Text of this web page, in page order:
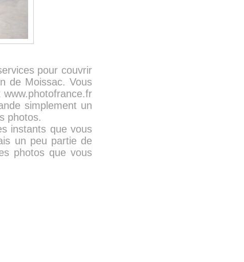
pour couvrir
de Moissac. Vous
simplement un
photos.
instants que vous
un peu partie de
photos que vous